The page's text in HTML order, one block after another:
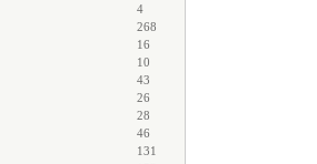
4
268
16
10
43
26
28
46
131